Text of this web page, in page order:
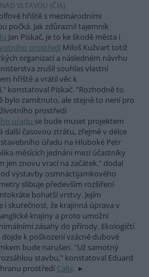
VLTAVOU (ČIA)
hřiště s mezinárodními
počká. Jak zdůraznil tajemník
Jan Piskač, je to ke škodě města i
prostředí Miloš Kužvart totiž
organizací a následném návrhu
zrušil souhlas vlastní
hřiště a vrátil věc k
konstatoval Piskač. "Rozhodně to
bylo zamítnuto, ale stejně to není pro
prostředí
úřadu se bude muset projektem
další časovou ztrátu, zřejmě v délce
úřadu na Hluboké Petr
měsících jednání mezi účastníky
jen znovu vrací na začátek," dodal
výstavby osmnáctijamkového
slibuje především rozšíření
bohatší vrstvy. Jejím
skutečnost, že krajinná úprava v
krajiny a proto umožní
zásahy do přírody. Ekologičtí
k poškození vzácné dubové
bude narušen. "Už samotný
stavbu," konstatoval Eduard
prostředí Calla.